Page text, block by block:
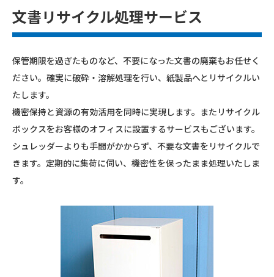
文書リサイクル処理サービス
保管期限を過ぎたものなど、不要になった文書の廃棄もお任せく
ださい。確実に破砕・溶解処理を行い、紙製品へとリサイクルい
たします。
機密保持と資源の有効活用を同時に実現します。またリサイクル
ボックスをお客様のオフィスに設置するサービスもございます。
シュレッダーよりも手間がかからず、不要な文書をリサイクルで
きます。定期的に集荷に伺い、機密性を保ったまま処理いたしま
す。